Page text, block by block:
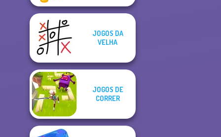
JOGOS DA
VELHA
JOGOS DE
CORRER